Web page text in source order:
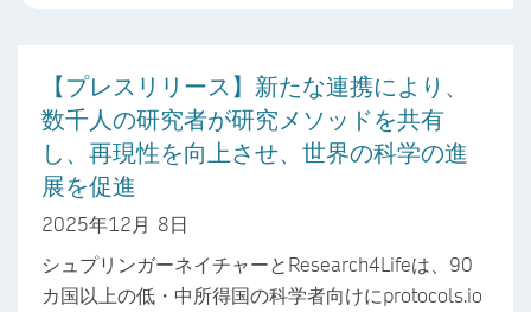
【プレスリリース】新たな連携により、
数千人の研究者が研究メソッドを共有
し、再現性を向上させ、世界の科学の進
展を促進
2025年12月 8日
シュプリンガーネイチャーとResearch4Lifeは、90
カ国以上の低・中所得国の科学者向けにprotocols.io